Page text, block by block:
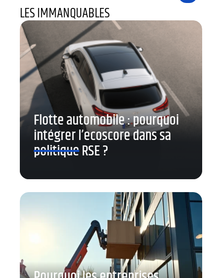
LES IMMANQUABLES
Flotte automobile : pourquoi
intégrer l’ecoscore dans sa
politique RSE ?